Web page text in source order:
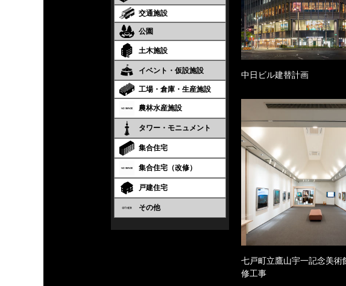
交通施設
公園
土木施設
イベント・仮設施設
工場・倉庫・生産施設
農林水産施設
タワー・モニュメント
集合住宅
集合住宅（改修）
戸建住宅
その他
中日ビル建替計画
七戸町立鷹山宇一記念美術
修工事